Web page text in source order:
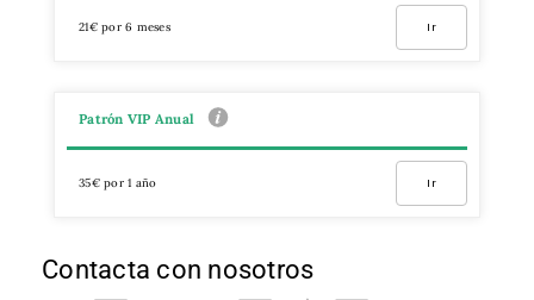
21€ por 6 meses Ir
Patrón VIP Anual
35€ por 1 año Ir
Contacta con nosotros